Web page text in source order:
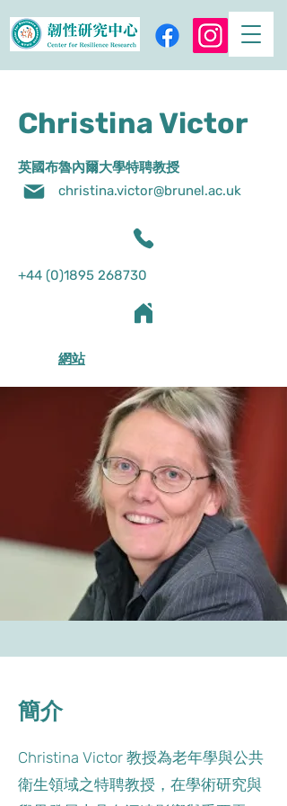
Christina Victor
英國布魯內爾大學特聘教授
christina.victor@brunel.ac.uk
+44 (0)1895 268730
網站
簡介
Christina Victor 教授為老年學與公共
衛生領域之特聘教授，在學術研究與